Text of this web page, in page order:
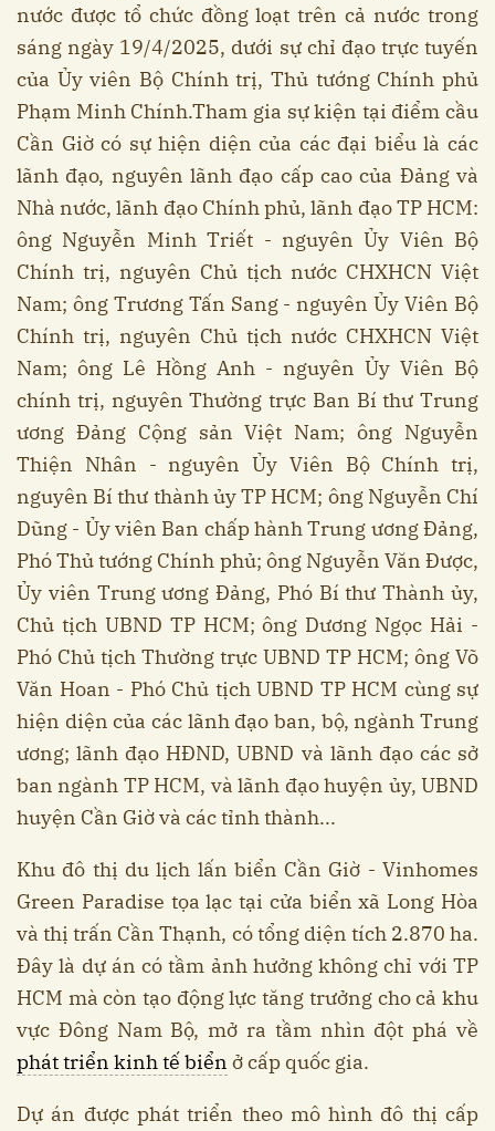
nước được tổ chức đồng loạt trên cả nước trong
sáng ngày 19/4/2025, dưới sự chỉ đạo trực tuyến
của Ủy viên Bộ Chính trị, Thủ tướng Chính phủ
Phạm Minh Chính.Tham gia sự kiện tại điểm cầu
Cần Giờ có sự hiện diện của các đại biểu là các
lãnh đạo, nguyên lãnh đạo cấp cao của Đảng và
Nhà nước, lãnh đạo Chính phủ, lãnh đạo TP HCM:
ông Nguyễn Minh Triết - nguyên Ủy Viên Bộ
Chính trị, nguyên Chủ tịch nước CHXHCN Việt
Nam; ông Trương Tấn Sang - nguyên Ủy Viên Bộ
Chính trị, nguyên Chủ tịch nước CHXHCN Việt
Nam; ông Lê Hồng Anh - nguyên Ủy Viên Bộ
chính trị, nguyên Thường trực Ban Bí thư Trung
ương Đảng Cộng sản Việt Nam; ông Nguyễn
Thiện Nhân - nguyên Ủy Viên Bộ Chính trị,
nguyên Bí thư thành ủy TP HCM; ông Nguyễn Chí
Dũng - Ủy viên Ban chấp hành Trung ương Đảng,
Phó Thủ tướng Chính phủ; ông Nguyễn Văn Được,
Ủy viên Trung ương Đảng, Phó Bí thư Thành ủy,
Chủ tịch UBND TP HCM; ông Dương Ngọc Hải -
Phó Chủ tịch Thường trực UBND TP HCM; ông Võ
Văn Hoan - Phó Chủ tịch UBND TP HCM cùng sự
hiện diện của các lãnh đạo ban, bộ, ngành Trung
ương; lãnh đạo HĐND, UBND và lãnh đạo các sở
ban ngành TP HCM, và lãnh đạo huyện ủy, UBND
huyện Cần Giờ và các tỉnh thành...
Khu đô thị du lịch lấn biển Cần Giờ - Vinhomes
Green Paradise tọa lạc tại cửa biển xã Long Hòa
và thị trấn Cần Thạnh, có tổng diện tích 2.870 ha.
Đây là dự án có tầm ảnh hưởng không chỉ với TP
HCM mà còn tạo động lực tăng trưởng cho cả khu
vực Đông Nam Bộ, mở ra tầm nhìn đột phá về
phát triển kinh tế biển ở cấp quốc gia.
Dự án được phát triển theo mô hình đô thị cấp